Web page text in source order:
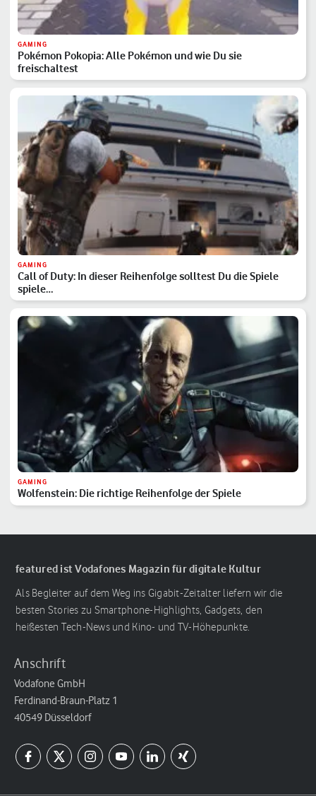
GAMING
Pokémon Pokopia: Alle Pokémon und wie Du sie
freischaltest
GAMING
Call of Duty: In dieser Reihenfolge solltest Du die Spiele
spiele…
GAMING
Wolfenstein: Die richtige Reihenfolge der Spiele
featured ist Vodafones Magazin für digitale Kultur
Als Begleiter auf dem Weg ins Gigabit-Zeitalter liefern wir die
besten Stories zu Smartphone-Highlights, Gadgets, den
heißesten Tech-News und Kino- und TV-Höhepunkte.
Anschrift
Vodafone GmbH
Ferdinand-Braun-Platz 1
40549 Düsseldorf